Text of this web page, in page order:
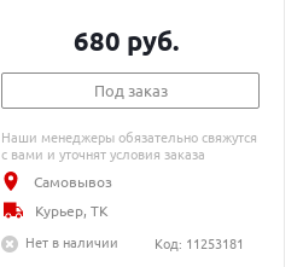
680 руб.
Под заказ
Наши менеджеры обязательно свяжутся
с вами и уточнят условия заказа
Самовывоз
Курьер, ТК
Нет в наличии
Код: 11253181